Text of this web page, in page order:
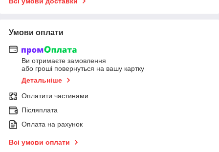
Умови оплати
Ви отримаєте замовлення
або гроші повернуться на вашу картку
Детальніше
Оплатити частинами
Післяплата
Оплата на рахунок
Всі умови оплати